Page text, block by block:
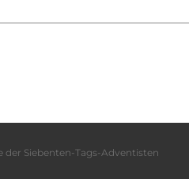
der Siebenten-Tags-Adventisten